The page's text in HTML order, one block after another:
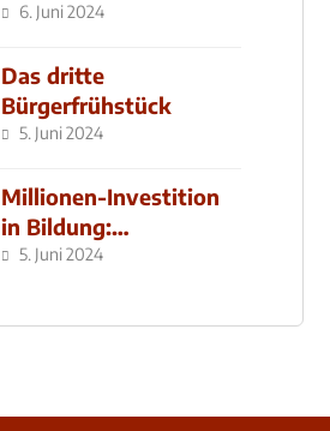
6. Juni 2024
Das dritte
Bürgerfrühstück
5. Juni 2024
Millionen-Investition
in Bildung:
Schulzentrum-Neubau
5. Juni 2024